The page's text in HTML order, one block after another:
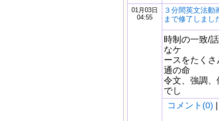
01月03日
04:55
３分間英文法動
まで修了しまし
時制の一致/
なケ
ースをたく
通の命
令文、強調
でし
コメント(0)